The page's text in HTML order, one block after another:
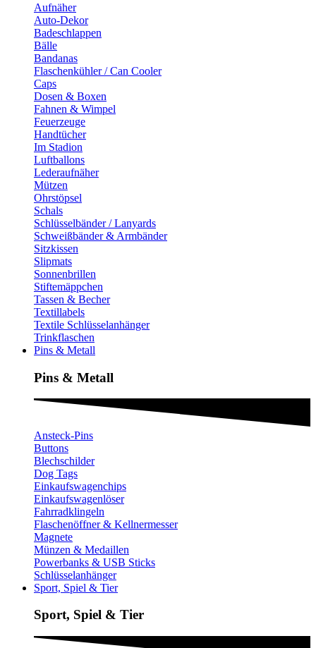
Aufnäher
Auto-Dekor
Badeschlappen
Bälle
Bandanas
Flaschenkühler / Can Cooler
Caps
Dosen & Boxen
Fahnen & Wimpel
Feuerzeuge
Handtücher
Im Stadion
Luftballons
Lederaufnäher
Mützen
Ohrstöpsel
Schals
Schlüsselbänder / Lanyards
Schweißbänder & Armbänder
Sitzkissen
Slipmats
Sonnenbrillen
Stiftemäppchen
Tassen & Becher
Textillabels
Textile Schlüsselanhänger
Trinkflaschen
Pins & Metall
Pins & Metall​
Ansteck-Pins
Buttons
Blechschilder
Dog Tags
Einkaufswagenchips
Einkaufswagenlöser
Fahrradklingeln
Flaschenöffner & Kellnermesser
Magnete
Münzen & Medaillen
Powerbanks & USB Sticks
Schlüsselanhänger
Sport, Spiel & Tier
Sport, Spiel & Tier